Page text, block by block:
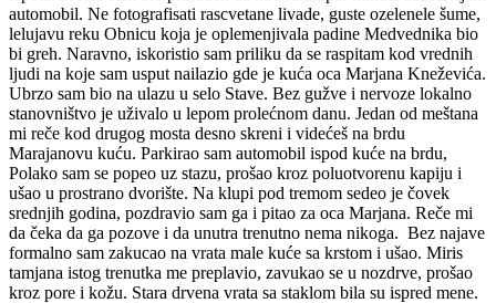
automobil. Ne fotografisati rascvetane livade, guste ozelenele šume,
lelujavu reku Obnicu koja je oplemenjivala padine Medvednika bio
bi greh. Naravno, iskoristio sam priliku da se raspitam kod vrednih
ljudi na koje sam usput nailazio gde je kuća oca Marjana Kneževića.
Ubrzo sam bio na ulazu u selo Stave. Bez gužve i nervoze lokalno
stanovništvo je uživalo u lepom prolećnom danu. Jedan od meštana
mi reče kod drugog mosta desno skreni i videćeš na brdu
Marajanovu kuću. Parkirao sam automobil ispod kuće na brdu,
Polako sam se popeo uz stazu, prošao kroz poluotvorenu kapiju i
ušao u prostrano dvorište. Na klupi pod tremom sedeo je čovek
srednjih godina, pozdravio sam ga i pitao za oca Marjana. Reče mi
da čeka da ga pozove i da unutra trenutno nema nikoga. Bez najave
formalno sam zakucao na vrata male kuće sa krstom i ušao. Miris
tamjana istog trenutka me preplavio, zavukao se u nozdrve, prošao
kroz pore i kožu. Stara drvena vrata sa staklom bila su ispred mene.